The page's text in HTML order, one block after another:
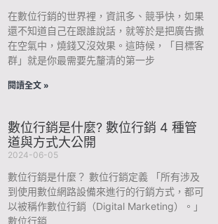
在數位行銷的世界裡，資訊多、競爭快，如果
還不知道自己在跟誰說話，就等於是把廣告撒
在空氣中，燒錢又沒效果。這時候，「目標客
群」就是你最需要先釐清的第一步
閱讀全文 »
數位行銷是什麼? 數位行銷 4 種管
道與方式大公開
2024-06-05
數位行銷是什麼？ 數位行銷定義 「所有涉及
到使用數位網路設備來進行的行銷方式，都可
以被稱作數位行銷（Digital Marketing）。」
數位行銷